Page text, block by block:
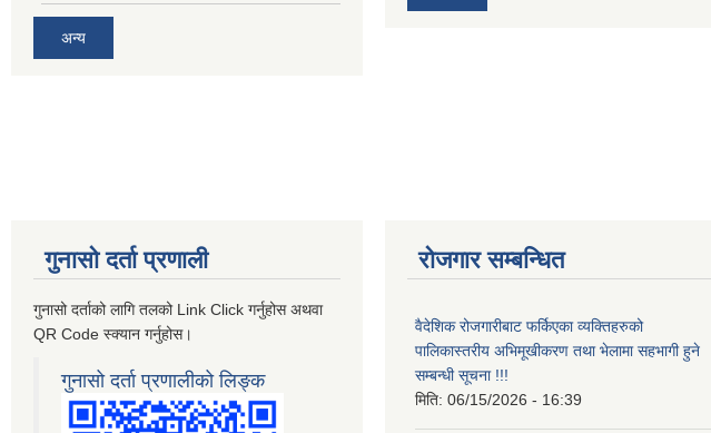
अन्य
गुनासो दर्ता प्रणाली
गुनासो दर्ताको लागि तलको Link Click गर्नुहोस अथवा
QR Code स्क्यान गर्नुहोस।
गुनासो दर्ता प्रणालीको लिङ्क
रोजगार सम्बन्धित
वैदेशिक रोजगारीबाट फर्किएका व्यक्तिहरुको
पालिकास्तरीय अभिमूखीकरण तथा भेलामा सहभागी हुने
सम्बन्धी सूचना !!!
मिति: 06/15/2026 - 16:39